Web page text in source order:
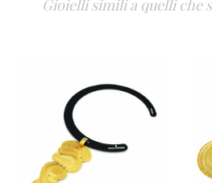
Gioielli simili a quelli che